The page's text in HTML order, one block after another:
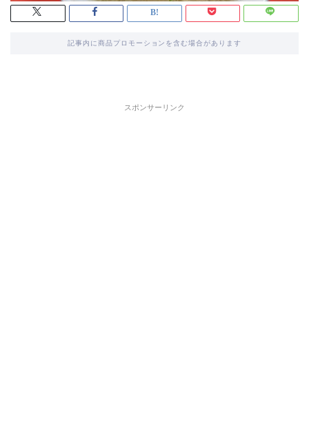
記事内に商品プロモーションを含む場合があります
スポンサーリンク